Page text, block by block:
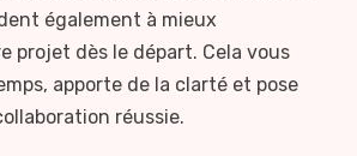
également à mieux
projet dès le départ. Cela vous
apporte de la clarté et pose
réussie.